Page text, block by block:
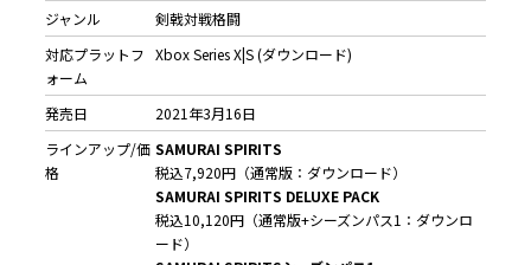
ジャンル
剣戟対戦格闘
対応プラットフ
ォーム
Xbox Series X|S (ダウンロード)
発売日
2021年3月16日
ラインアップ/価
格
SAMURAI SPIRITS
税込7,920円（通常版：ダウンロード）
SAMURAI SPIRITS DELUXE PACK
税込10,120円（通常版+シーズンパス1：ダウンロ
ード）